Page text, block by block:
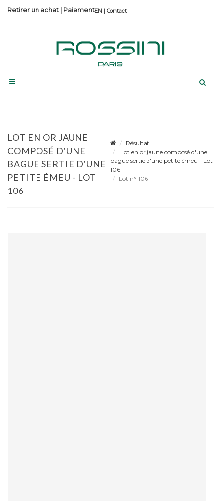
Contact
Retirer un achat | Paiement
LOT EN OR JAUNE
COMPOSÉ D'UNE
BAGUE SERTIE D'UNE
PETITE ÉMEU - LOT
106
Résultat
Lot en or jaune composé d'une
bague sertie d'une petite émeu - Lot
106
Lot n° 106